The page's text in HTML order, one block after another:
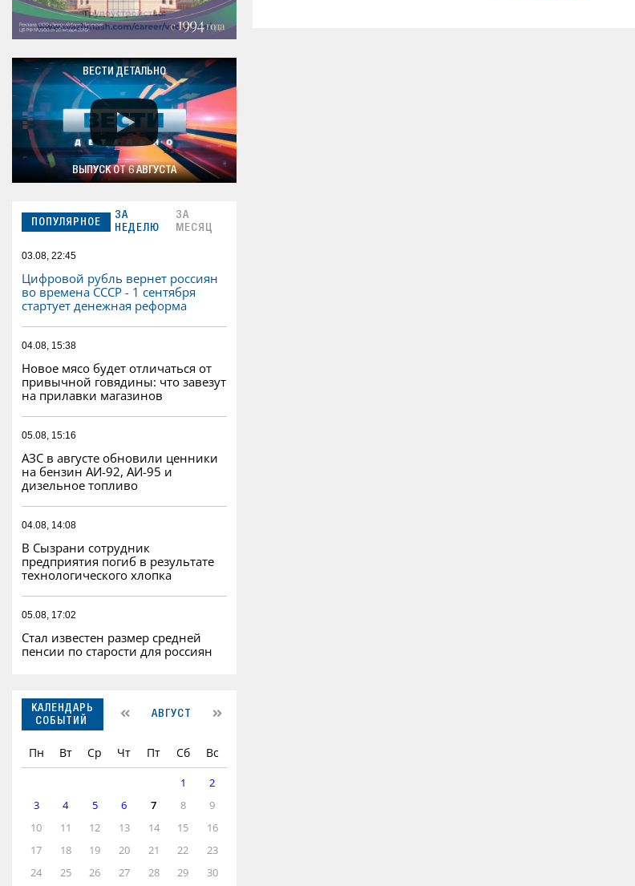
ВЕСТИ ДЕТАЛЬНО
ВЫПУСК ОТ 6 АВГУСТА
ПОПУЛЯРНОЕ
ЗА
НЕДЕЛЮ
ЗА
МЕСЯЦ
03.08, 22:45
Цифровой рубль вернет россиян
во времена СССР - 1 сентября
стартует денежная реформа
04.08, 15:38
Новое мясо будет отличаться от
привычной говядины: что завезут
на прилавки магазинов
05.08, 15:16
АЗС в августе обновили ценники
на бензин АИ-92, АИ-95 и
дизельное топливо
04.08, 14:08
В Сызрани сотрудник
предприятия погиб в результате
технологического хлопка
05.08, 17:02
Стал известен размер средней
пенсии по старости для россиян
КАЛЕНДАРЬ
СОБЫТИЙ
АВГУСТ
Пн Вт Ср Чт Пт Сб Вс
1
2
3
4 5 6 7 8
9
10
11 12 13 14 15
16
17
18 19 20 21 22
23
24
25 26 27 28 29 30